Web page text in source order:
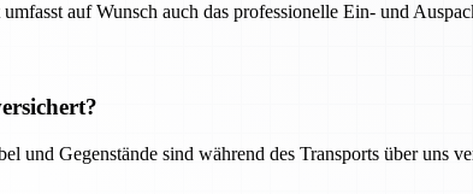
auf Wunsch auch das professionelle Ein- und
und Gegenstände sind während des Transports über uns